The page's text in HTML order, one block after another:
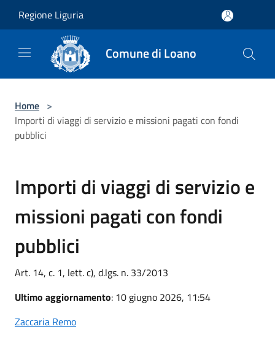
Regione Liguria
Comune di Loano
Home >
Importi di viaggi di servizio e missioni pagati con fondi
pubblici
Importi di viaggi di servizio e
missioni pagati con fondi
pubblici
Art. 14, c. 1, lett. c), d.lgs. n. 33/2013
Ultimo aggiornamento: 10 giugno 2026, 11:54
Zaccaria Remo